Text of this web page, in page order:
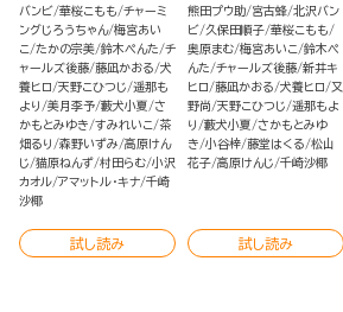
バンビ 華桜こもも チャーミ
ングじろうちゃん 梅宮あい
こ たかの宗美 鈴木ぺんた チ
ャールズ後藤 藤凪かおる 犬
養ヒロ 天野こひつじ 遥那も
より
美月李予 藪犬小夏 さ
かもとみゆき すみれいこ 茶
畑るり
森野いずみ 高原けん
じ 猫原ねんず 村田らむ 小沢
カオル アマットル・キナ 千崎
沙椰
試し読み
熊田プウ助 宮古蜂 北沢バン
ビ 久保田順子 華桜こもも
奥原まむ 梅宮あいこ 鈴木ぺ
んた チャールズ後藤 新井キ
ヒロ 藤凪かおる 犬養ヒロ 又
野尚 天野こひつじ 遥那もよ
り
藪犬小夏 さかもとみゆ
き 小谷梓 藤堂はくる 松山
花子 高原けんじ 千崎沙椰
試し読み